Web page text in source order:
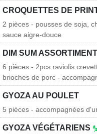
CROQUETTES DE
2 pièces - pousses de soja,
sauce aigre-douce
DIM SUM ASSORTIMENT
6 pièces - 2pcs raviolis
brioches de porc -
GYOZA AU POULET
5 pièces - accompagnées
GYOZA VÉGÉTARIENS